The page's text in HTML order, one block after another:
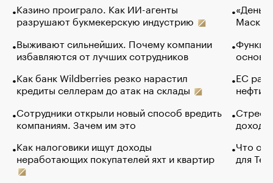
Казино проиграло. Как ИИ-агенты
разрушают букмекерскую индустрию
Выживают сильнейших. Почему компании
избавляются от лучших сотрудников
Как банк Wildberries резко нарастил
кредиты селлерам до атак на склады
Сотрудники открыли новый способ вредить
компаниям. Зачем им это
Как налоговики ищут доходы
неработающих покупателей яхт и квартир
Маск в
основ
ЕС
нефти
Что
для